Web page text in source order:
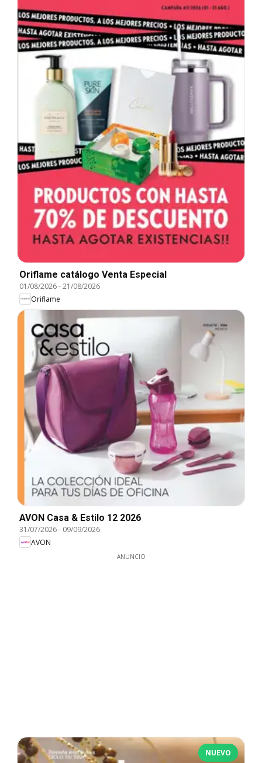
Oriflame catálogo Venta Especial
01/08/2026-21/08/2026
Oriflame
AVON Casa & Estilo 12 2026
31/07/2026- 09/09/2026
AVON
ANUNCIO
NUEVO